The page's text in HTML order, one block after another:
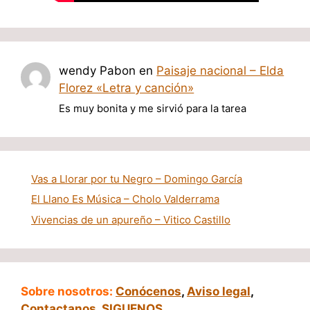
wendy Pabon en Paisaje nacional – Elda
Florez «Letra y canción»
Es muy bonita y me sirvió para la tarea
Vas a Llorar por tu Negro – Domingo García
El Llano Es Música – Cholo Valderrama
Vivencias de un apureño – Vitico Castillo
Sobre nosotros: Conócenos, Aviso legal,